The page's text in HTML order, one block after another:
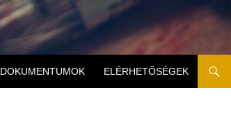
DOKUMENTUMOK ELÉRHETŐSÉGEK